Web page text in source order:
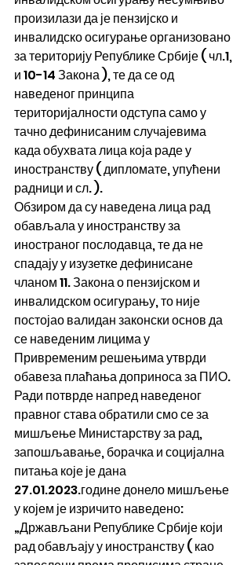
произилази да је пензијско и
инвалидско осигурање организовано
за територију Републике Србије ( чл.1,
и 10-14 Закона ), те да се од
наведеног принципа
територијалности одступа само у
тачно дефинисаним случајевима
када обухвата лица која раде у
иностранству ( дипломате, упућени
радници и сл. ).
Обзиром да су наведена лица рад
обављала у иностранству за
иностраног послодавца, те да не
спадају у изузетке дефинисане
чланом 11. Закона о пензијском и
инвалидском осигурању, то није
постојао валидан законски основ да
се наведеним лицима у
Привременим решењима утврди
обавеза плаћања доприноса за ПИО.
Ради потврде напред наведеног
правног става обратили смо се за
мишљење Министарству за рад,
запошљавање, борачка и социјална
питања које је дана
27.01.2023.године донело мишљење
у којем је изричито наведено:
„Држављани Републике Србије који
рад обављају у иностранству ( као